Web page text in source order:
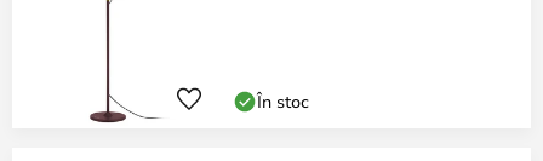
În stoc